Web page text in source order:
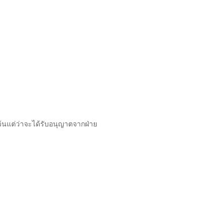
นแต่ว่าจะได้รับอนุญาตจากฝ่าย